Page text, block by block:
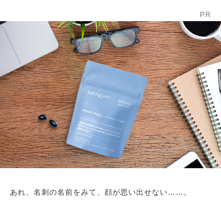
PR
あれ、名刺の名前をみて、顔が思い出せない……。